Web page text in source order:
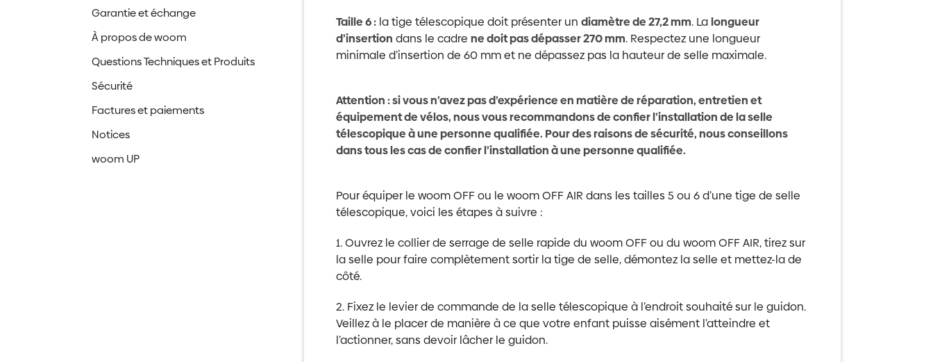
Taille 6 :la tige télescopique doit présenter un diamètre de 27,2 mm. Lalongueur
d’insertion dans le cadre ne doit pas dépasser 270 mm. Respectez une longueur
minimale d’insertion de 60 mm et ne dépassez pas la hauteur de selle maximale.
Attention : si vous n’avez pas d’expérience en matière de réparation, entretien et
équipement de vélos, nous vous recommandons de confier l’installation de la selle
télescopique à une personne qualifiée. Pour des raisons de sécurité, nous conseillons
dans tous les cas de confier l’installation à une personne qualifiée.
Pour équiper le woom OFF ou le woom OFF AIR dans les tailles 5 ou 6 d’une tige de selle
télescopique, voici les étapes à suivre :
1. Ouvrez le collier de serrage de selle rapide du woom OFF ou du woom OFF AIR, tirez sur
la selle pour faire complètement sortir la tige de selle, démontez la selle et mettez-la de
côté.
2. Fixez le levier de commande de la selle télescopique à l’endroit souhaité sur le guidon.
Veillez à le placer de manière à ce que votre enfant puisse aisément l’atteindre et
l’actionner, sans devoir lâcher le guidon.
Garantie et échange
À propos de woom
Questions Techniques et Produits
Sécurité
Factures et paiements
Notices
woom UP